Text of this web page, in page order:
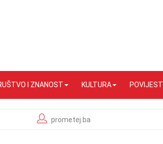
I ZNANOST KULTURA POVIJEST
prometej.ba